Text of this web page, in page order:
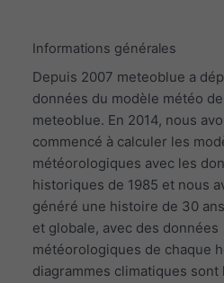
Informations générales
Depuis 2007 meteoblue a
données du modèle météo de
meteoblue. En 2014, nous
commencé à calculer les
météorologiques avec les
historiques de 1985 et nous
généré une histoire de 30
et globale, avec des données
météorologiques de chaque
diagrammes climatiques